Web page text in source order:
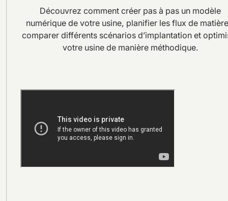
Découvrez comment créer pas à pas un modèle
numérique de votre usine, planifier les flux de
comparer différents scénarios d’implantation et
votre usine de manière méthodique.